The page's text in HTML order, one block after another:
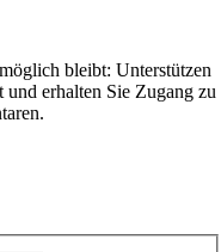
bleibt: Unterstützen
erhalten Sie Zugang zu